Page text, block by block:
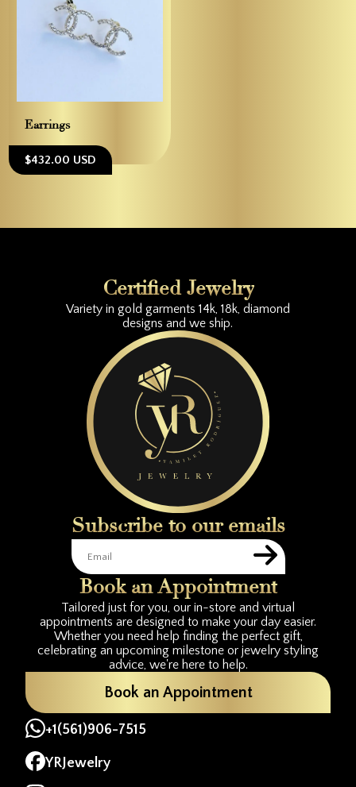
Earrings
$432.00 USD
Certified Jewelry
Variety in gold garments 14k, 18k, diamond
designs and we ship.
Subscribe to our emails
Book an Appointment
Tailored just for you, our in-store and virtual
appointments are designed to make your day easier.
Whether you need help finding the perfect gift,
celebrating an upcoming milestone or jewelry styling
advice, we're here to help.
Book an Appointment
+1(561)906-7515
YRJewelry